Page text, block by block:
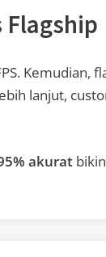
Flagship
Kemudian,
lanjut,
akurat